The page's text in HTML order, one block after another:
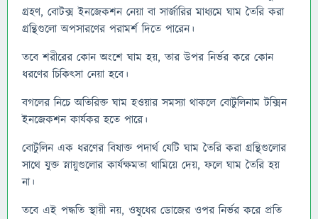
গ্রহণ, বোটক্স ইনজেকশন নেয়া বা সার্জারির মাধ্যমে ঘাম তৈরি করা
গ্রন্থিগুলো অপসারণের পরামর্শ দিতে পারেন।
তবে শরীরের কোন অংশে ঘাম হয়, তার উপর নির্ভর করে কোন
ধরণের চিকিৎসা নেয়া হবে।
বগলের নিচে অতিরিক্ত ঘাম হওয়ার সমস্যা থাকলে বোটুলিনাম টক্সিন
ইনজেকশন কার্যকর হতে পারে।
বোটুলিন এক ধরণের বিষাক্ত পদার্থ যেটি ঘাম তৈরি করা গ্রন্থিগুলোর
সাথে যুক্ত স্নায়ুগুলোর কার্যক্ষমতা থামিয়ে দেয়, ফলে ঘাম তৈরি হয়
না।
তবে এই পদ্ধতি স্থায়ী নয়, ওষুধের ডোজের ওপর নির্ভর করে প্রতি